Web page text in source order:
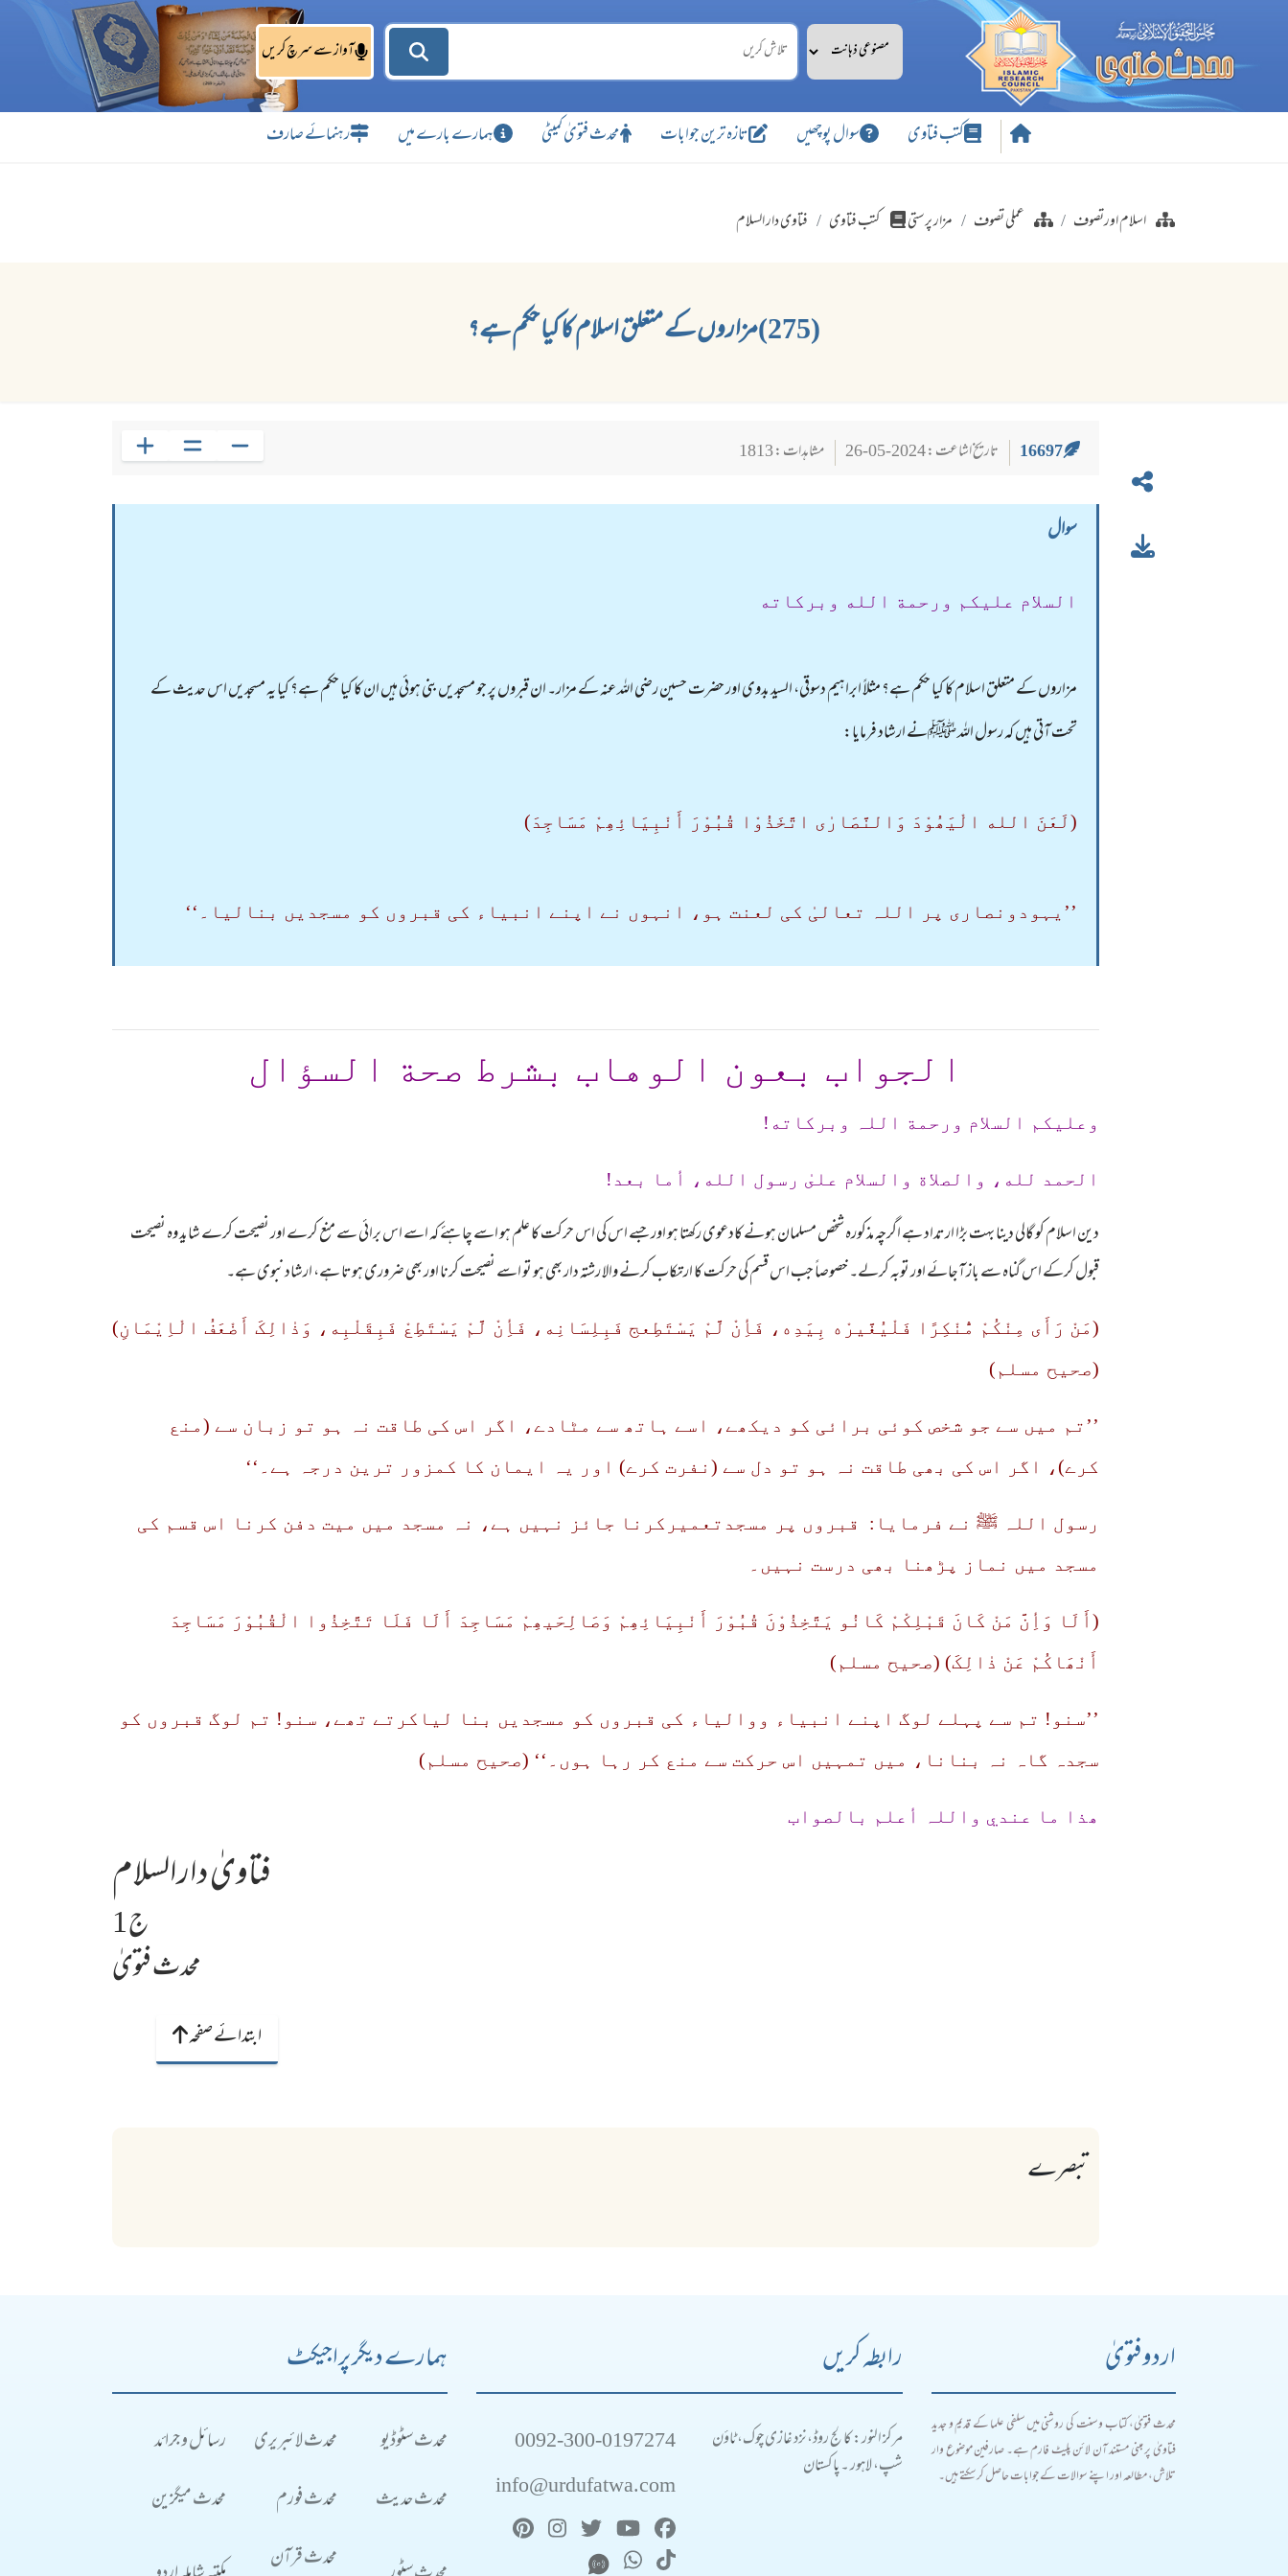
آواز سے سرچ کریں
کتب فتاوی سوال پوچھیں تازہ ترین جوابات محدث فتویٰ کمیٹی ہمارے بارے میں رہنمائے صارف
اسلام اورتصوف عملی تصوف مزار پرستی کتب فتاوی فتاوی دار السلام
(275)مزاروں کے متعلق اسلام کا کیا حکم ہے؟
16697 تاریخ اشاعت : 2024-05-26 مشاہدات : 1813
سوال
السلام عليكم ورحمة الله وبركاته
مزاروں کے متعلق اسلام کا کیا حکم ہے؟ مثلاً ابراہیم دسوقی، السید بدوی اور حضرت حسین رضی اللہ عنہ کے مزار۔ ان قبروں پر جو مسجدیں بنی ہوئی ہیں ان کا کیا حکم ہے؟ کیا یہ مسجدیں اس حدیث کے
تحت آتی ہیں کہ رسول اللہ ﷺنے ارشاد فرمایا:
(لَعَنَ الله الْیَھُوْدَ وَالنَّصَارٰی اتَّخَذُوْا قُبُوْرَ أَنْبِیَائِھِمْ مَسَاجِدَ)
’’یہودونصاری پر اللہ تعالیٰ کی لعنت ہو، انہوں نے اپنے انبیاء کی قبروں کو مسجدیں بنالیا۔‘‘
الجواب بعون الوهاب بشرط صحة السؤال
وعلیکم السلام ورحمة اللہ وبرکاته!
الحمد لله، والصلاة والسلام علىٰ رسول الله، أما بعد!
دین اسلام کو گالی دینا بہت بڑا ارتداد ہے اگرچہ مذکورہ شخص مسلمان ہونے کادعوی رکھتا ہو اور جسے اس کی اس حرکت کا علم ہو اسے چاہئے کہ اسے اس برائی سے منع کرے اور نصیحت کرے شاید وہ نصیحت
قبول کرکے اس گناہ سے باز آجائے اور توبہ کرلے۔ خصوصاً جب اس قسم کی حرکت کا ارتکاب کرنے والا رشتہ دار بھی ہو تو اسے نصیحت کرنا اور بھی ضروری ہوتا ہے، ارشاد نبوی ہے۔
(مَنْ رَأَی مِنْکُمْ مُّنْکِرًا فَلْیُغَّیرْه بِیَدِه، فَأِنْ لَّمْ یَسْتَطِعج فَبِلِسَانِه، فَأِنْ لَّمْ یَسْتَطِعْ فَبِقَلْبِه، وَذٰالِکَ أَضْعَفُ الْاِیْمَانِ)
(صحیح مسلم)
’’تم میں سے جو شخص کوئی برائی کو دیکھے، اسے ہاتھ سے مٹادے، اگر اس کی طاقت نہ ہو تو زبان سے (منع
کرے)، اگر اس کی بھی طاقت نہ ہو تو دل سے (نفرت کرے) اور یہ ایمان کا کمزور ترین درجہ ہے۔‘‘
رسول اللہ ﷺ نے فرمایا: قبروں پر مسجدتعمیرکرنا جائز نہیں ہے، نہ مسجد میں میت دفن کرنا اس قسم کی
مسجد میں نماز پڑھنا بھی درست نہیں۔
(أَلَا وَأِنَّ مَنْ کَانَ قَبْلِکْمْ کَانُو یَتَّخِذُوْنَ قُبُوْرَ أَنْبِیَائِھِمْ وَصَالِحَیھِمْ مَسَاجِدَ أَلَا فَلَا تَتَّخِذُوا الْقُبُوْرَ مَسَاجِدَ
أَنْھَاکُمْ عَنْ ذٰالِکَ) (صحیح مسلم)
’’سنو! تم سے پہلے لوگ اپنے انبیاء ووالیاء کی قبروں کو مسجدیں بنا لیاکرتے تھے، سنو! تم لوگ قبروں کو
سجدہ گاہ نہ بنانا، میں تمہیں اس حرکت سے منع کر رہا ہوں۔‘‘ (صحیح مسلم)
ھذا ما عندي واللہ أعلم بالصواب
فتاویٰ دارالسلام
ج 1
محدث فتویٰ
ابتدائے صفحہ
تبصرے
اردو فتویٰ
محدث فتویٰ، کتاب و سنت کی روشنی میں سلفی علما کے قدیم و جدید
فتاویٰ پر مبنی مستند آن لائن پلیٹ فارم ہے۔ صارفین موضوع وار
تلاش، مطالعہ اور اپنے سوالات کے جوابات حاصل کر سکتے ہیں۔
رابطہ کریں
مرکز النور: کالج روڈ، نزد غازی چوک، ٹاؤن
شپ، لاہور ۔ پاکستان
0092-300-0197274
info@urdufatwa.com
ہمارے دیگر پراجیکٹ
محدث سٹوڈیو محدث لائبریری
رسائل و جرائد
محدث حدیث
محدث فورم محدث میگزین
محدث قرآن